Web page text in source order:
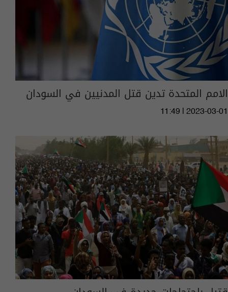
الامم المتحدة تدين قتل المدنيين في السودان
11:49 | 2023-03-01